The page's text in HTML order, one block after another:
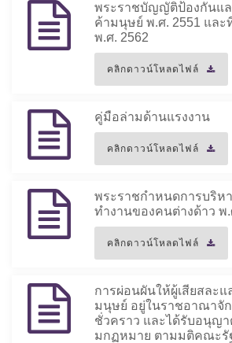
พระราชบัญญัติป้องกันแล
ค้ามนุษย์ พ.ศ. 2551 และ
พ.ศ. 2562
คลิกดาวน์โหลดไฟล์
คู่มือล่ามด้านแรงงาน
คลิกดาวน์โหลดไฟล์
พระราชกำหนดการบริห
ทำงานของคนต่างด้าว พ.
คลิกดาวน์โหลดไฟล์
การผ่อนผันให้ผู้เสียสละ
มนุษย์ อยู่ในราชอาณาจัก
ชั่วคราว และได้รับอนุญา
มกฏหมาย ตามมติคณะรั